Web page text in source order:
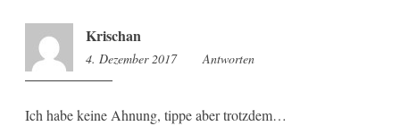
Krischan
4. Dezember 2017 13:51
Antworten
Ich habe keine Ahnung, tippe aber trotzdem…